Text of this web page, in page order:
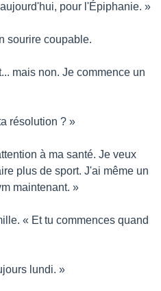
pour l'Épiphanie. »
sourire coupable.
mais non. Je commence un
résolution ? »
à ma santé. Je veux
plus de sport. J'ai même un
maintenant. »
« Et tu commences quand
lundi. »